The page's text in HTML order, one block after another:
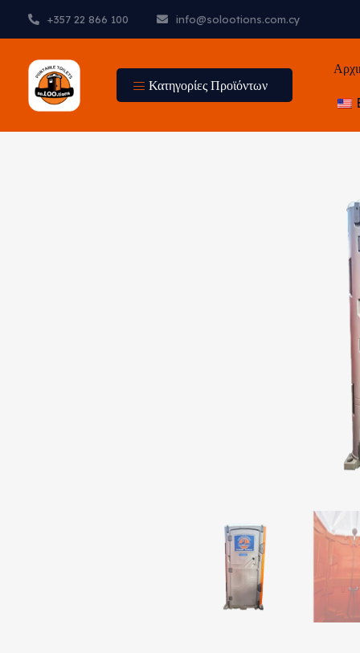
+357 22 866 100 info@solootions.com.cy
Κατηγορίες Προϊόντων